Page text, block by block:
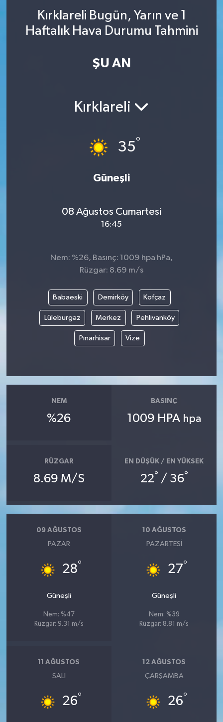
Kırklareli Bugün, Yarın ve 1
Haftalık Hava Durumu Tahmini
ŞU AN
Kırklareli
35°
Güneşli
08 Ağustos Cumartesi
16:45
Nem: %26, Basınç: 1009 hpa hPa,
Rüzgar: 8.69 m/s
Babaeski Demirköy Kofçaz
Lüleburgaz Merkez Pehlivanköy
Pınarhisar Vize
NEM
%26
BASINÇ
1009 HPA hpa
RÜZGAR
8.69 M/S
EN DÜŞÜK / EN YÜKSEK
22° / 36°
09 AĞUSTOS
PAZAR
28°
Güneşli
Nem: %47
Rüzgar: 9.31 m/s
10 AĞUSTOS
PAZARTESI
27°
Güneşli
Nem: %39
Rüzgar: 8.81 m/s
11 AĞUSTOS
SALI
26°
12 AĞUSTOS
ÇARŞAMBA
26°